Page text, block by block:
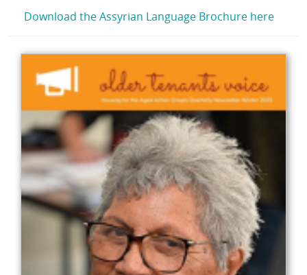
Download the Assyrian Language Brochure here